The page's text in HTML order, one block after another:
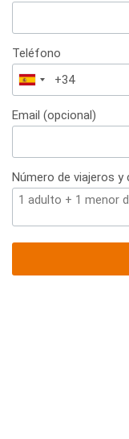
Teléfono
España
+34
Email (opcional)
Número de viajeros